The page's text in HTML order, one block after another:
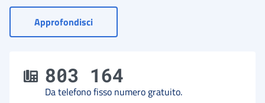
Approfondisci- Vai a Contact Center
803 164
Da telefono fisso numero gratuito.